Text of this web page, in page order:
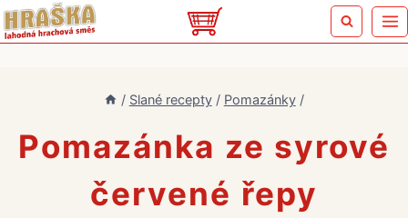
Přeskočit
na
/ Slané recepty / Pomazánky /
Pomazánka ze syrové
červené řepy